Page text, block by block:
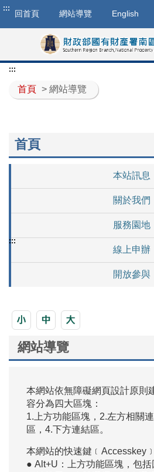
:::
回首頁 網站導覽 English
首頁 > 網站導覽
:::
首頁
本站訊息
關於我們
服務園地
線上申辦
開放參與
:::
網站導覽
本網站依無障礙網頁設計原則
容分為四大區塊：
1.上方功能區塊，2.左方相關
區，4.下方連結區。
本網站的快速鍵
● Alt+U：上方功能區塊，包括